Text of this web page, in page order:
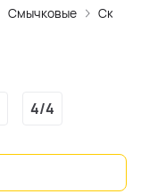
Смычковые
4/4